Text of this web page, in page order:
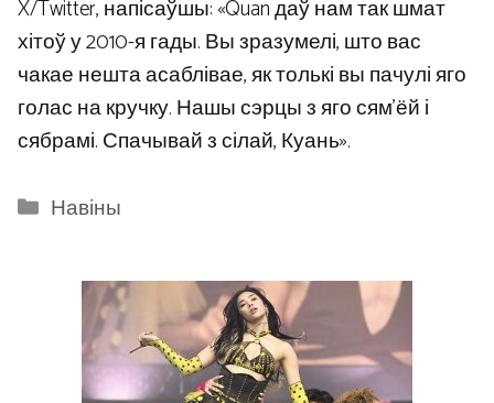
X/Twitter, напісаўшы: «Quan даў нам так шмат
хітоў у 2010-я гады. Вы зразумелі, што вас
чакае нешта асаблівае, як толькі вы пачулі яго
голас на кручку. Нашы сэрцы з яго сям’ёй і
сябрамі. Спачывай з сілай, Куань».
Categories
Навіны